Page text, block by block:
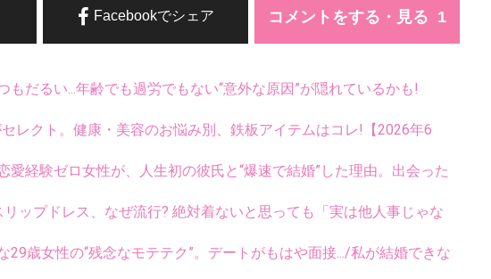
コメントをする・見る
Facebookでシェア
だるい...年齢でも過労でもない“意外な原因”が隠れているかも!
レクト。健康・美容のお悩み別、鉄板アイテムはコレ!【2026年6
経験ゼロ女性が、人生初の彼氏と“爆速で結婚”した理由。出会った
ップドレス、なぜ流行? 絶対着ないと思っても「実は他人事じゃな
歳女性の“残念なモテテク”。デートがもはや面接.../私が結婚できな